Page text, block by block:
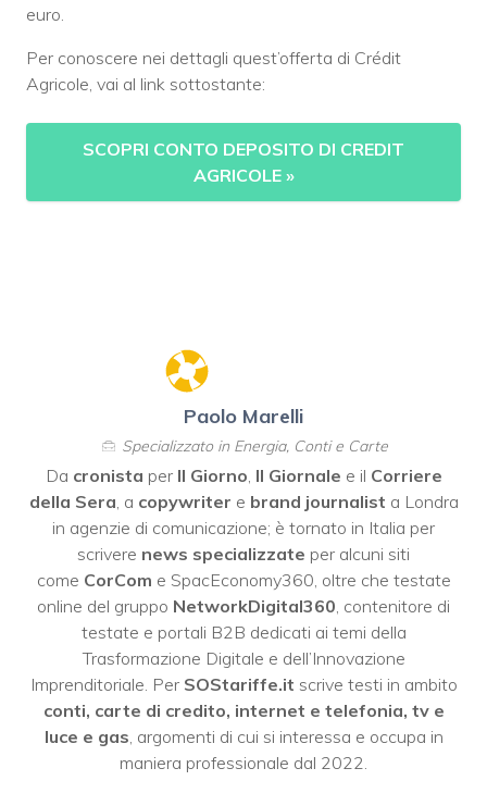
euro.
Per conoscere nei dettagli quest’offerta di Crédit
Agricole, vai al link sottostante:
SCOPRI CONTO DEPOSITO DI CREDIT
AGRICOLE »
Paolo Marelli
Specializzato in Energia, Conti e Carte
Da cronista per Il Giorno Il Giornale e il Corriere
della Sera , a copywriter e brand journalist a Londra
in agenzie di comunicazione; è tornato in Italia per
scrivere news specializzate per alcuni siti
come CorCom e SpacEconomy360, oltre che testate
online del gruppo NetworkDigital360 , contenitore di
testate e portali B2B dedicati ai temi della
Trasformazione Digitale e dell’Innovazione
Imprenditoriale. Per SOStariffe.it scrive testi in ambito
conti, carte di credito, internet e telefonia, tv e
luce e gas , argomenti di cui si interessa e occupa in
maniera professionale dal 2022.